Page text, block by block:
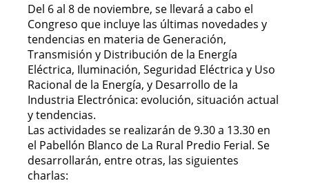
Del 6 al 8 de noviembre, se llevará a cabo el
Congreso que incluye las últimas novedades y
tendencias en materia de Generación,
Transmisión y Distribución de la Energía
Eléctrica, Iluminación, Seguridad Eléctrica y Uso
Racional de la Energía, y Desarrollo de la
Industria Electrónica: evolución, situación actual
y tendencias.
Las actividades se realizarán de 9.30 a 13.30 en
el Pabellón Blanco de La Rural Predio Ferial. Se
desarrollarán, entre otras, las siguientes
charlas: